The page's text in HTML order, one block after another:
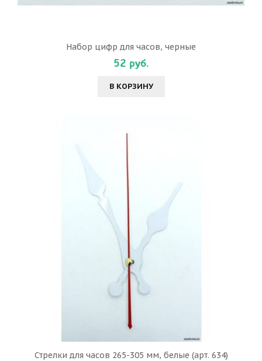
Набор цифр для часов, черные
52 руб.
В КОРЗИНУ
Стрелки для часов 265-305 мм, белые (арт. 634)